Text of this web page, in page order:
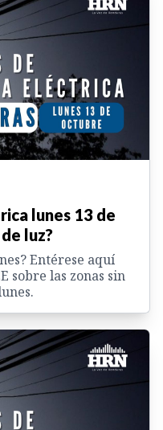
lunes 13 de
luz?
Entérese aquí
sobre las zonas sin